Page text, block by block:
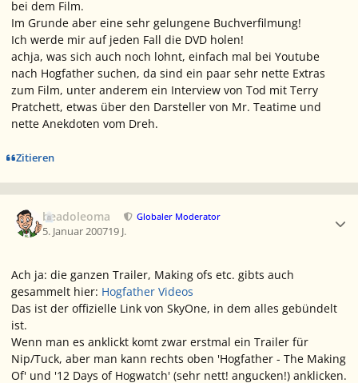
bei dem Film.
Im Grunde aber eine sehr gelungene Buchverfilmung!
Ich werde mir auf jeden Fall die DVD holen!
achja, was sich auch noch lohnt, einfach mal bei Youtube
nach Hogfather suchen, da sind ein paar sehr nette Extras
zum Film, unter anderem ein Interview von Tod mit Terry
Pratchett, etwas über den Darsteller von Mr. Teatime und
nette Anekdoten vom Dreh.
Zitieren
beadoleoma Globaler Moderator
5. Januar 200719 J.
Ach ja: die ganzen Trailer, Making ofs etc. gibts auch
gesammelt hier: Hogfather Videos
Das ist der offizielle Link von SkyOne, in dem alles gebündelt
ist.
Wenn man es anklickt komt zwar erstmal ein Trailer für
Nip/Tuck, aber man kann rechts oben 'Hogfather - The Making
Of' und '12 Days of Hogwatch' (sehr nett! angucken!) anklicken.